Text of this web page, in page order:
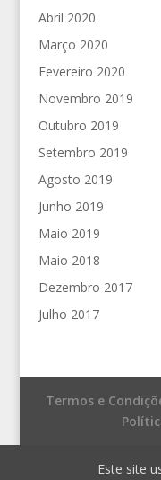
Abril 2020
Março 2020
Fevereiro 2020
Novembro 2019
Outubro 2019
Setembro 2019
Agosto 2019
Junho 2019
Maio 2019
Maio 2018
Dezembro 2017
Julho 2017
Termos e
© Fronteira do
Este site